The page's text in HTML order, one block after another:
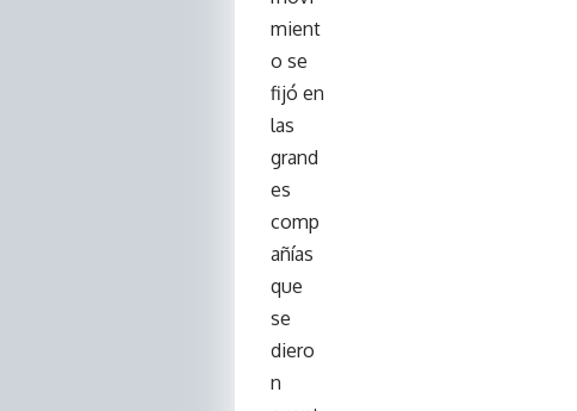
mient
o se
fijó en
las
grand
es
comp
añías
que
se
diero
n